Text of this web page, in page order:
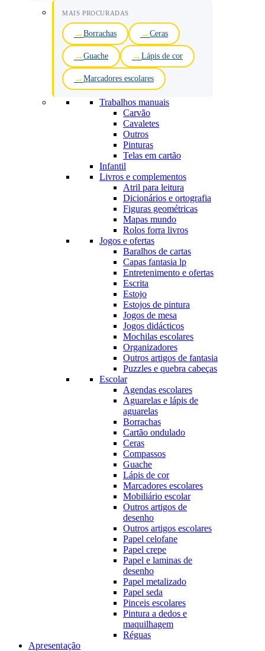
MAIS PROCURADAS
Borrachas Ceras
Guache Lápis de cor
Marcadores escolares
Trabalhos manuais
Carvão
Cavaletes
Outros
Pinturas
Telas em cartão
Infantil
Livros e complementos
Atril para leitura
Dicionários e ortografia
Figuras geométricas
Mapas mundo
Rolos forra livros
Jogos e ofertas
Baralhos de cartas
Capas fantasia lp
Entretenimento e ofertas
Escrita
Estojo
Estojos de pintura
Jogos de mesa
Jogos didácticos
Mochilas escolares
Organizadores
Outros artigos de fantasia
Puzzles e quebra cabeças
Escolar
Agendas escolares
Aguarelas e lápis de
aguarelas
Borrachas
Cartão ondulado
Ceras
Compassos
Guache
Lápis de cor
Marcadores escolares
Mobiliário escolar
Outros artigos de
desenho
Outros artigos escolares
Papel celofane
Papel crepe
Papel e laminas de
desenho
Papel metalizado
Papel seda
Pinceis escolares
Pintura a dedos e
maquilhagem
Réguas
Apresentação